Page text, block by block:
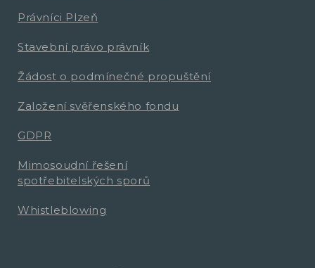
Právníci Plzeň
Stavební právo právník
Žádost o podmínečné propuštění
Založení svěřenského fondu
GDPR
Mimosoudní řešení
spotřebitelských sporů
Whistleblowing